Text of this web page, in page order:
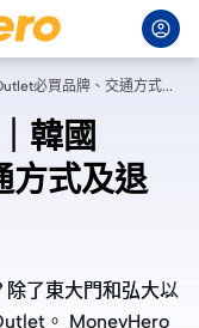
韓國Outlet推薦2026｜韓國Outlet必買品牌、交通方式及退稅方法一覽
韓國
方式及退
了東大門和弘大以
。 MoneyHero
了東大門和弘大以
。 MoneyHero